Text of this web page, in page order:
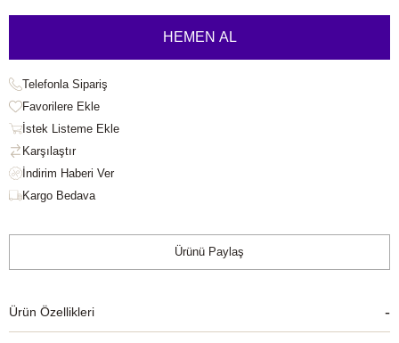
Telefonla Sipariş
Favorilere Ekle
İstek Listeme Ekle
Karşılaştır
Kargo Bedava
Ürünü Paylaş
Ürün Özellikleri